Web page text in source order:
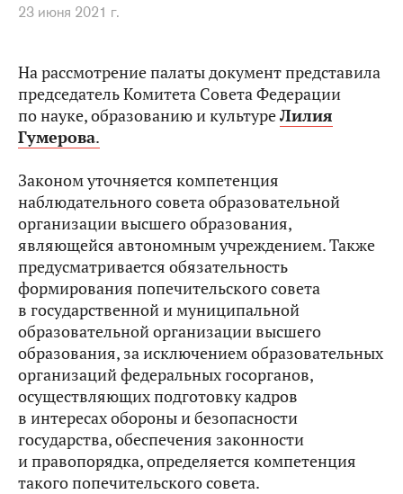
23 июня 2021 г.
На рассмотрение палаты документ представила
председатель Комитета Совета Федерации
по науке, образованию и культуреЛилия
Гумерова.
Законом уточняется компетенция
наблюдательного совета образовательной
организации высшего образования,
являющейся автономным учреждением. Также
предусматривается обязательность
формирования попечительского совета
в государственной и муниципальной
образовательной организации высшего
образования, за исключением образовательных
организаций федеральных госорганов,
осуществляющих подготовку кадров
в интересах обороны и безопасности
государства, обеспечения законности
и правопорядка, определяется компетенция
такого попечительского совета.